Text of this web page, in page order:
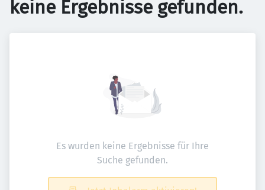
keine Ergebnisse gefunden.
Es wurden keine Ergebnisse für Ihre
Suche gefunden.